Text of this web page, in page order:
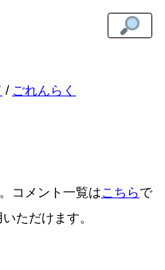
ごれんらく
コメント一覧はこちらで
ただけます。